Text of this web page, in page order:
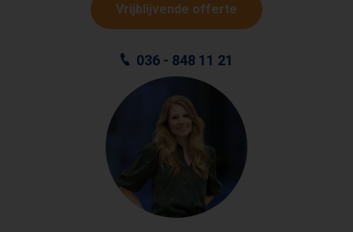
Vrijblijvende offerte
036 - 848 11 21